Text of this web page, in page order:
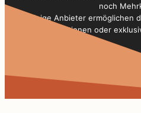
noch
Einige Anbieter ermöglichen
Konditionen oder